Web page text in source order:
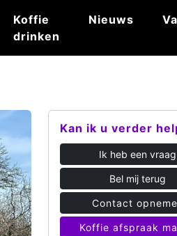
Koffie
drinken
Nieuws
Kan ik u verder
Ik heb een vraag
Bel mij terug
Contact
Koffie afspraak